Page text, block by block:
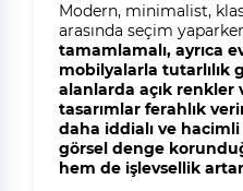
Modern, minimalist,
arasında seçim
tamamlamalı, ayrıca
mobilyalarla tutarlılık
alanlarda açık renkler
tasarımlar ferahlık
daha iddialı ve
görsel denge
hem de işlevsellik